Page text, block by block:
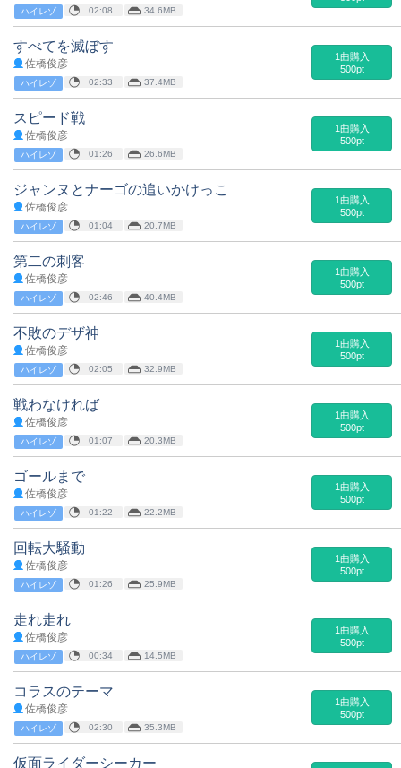
ハイレゾ 02:08 34.6MB
すべてを滅ぼす
佐橋俊彦
ハイレゾ 02:33 37.4MB
1曲購入
500pt
スピード戦
佐橋俊彦
ハイレゾ 01:26 26.6MB
1曲購入
500pt
ジャンヌとナーゴの追いかけっこ
佐橋俊彦
ハイレゾ 01:04 20.7MB
1曲購入
500pt
第二の刺客
佐橋俊彦
ハイレゾ 02:46 40.4MB
1曲購入
500pt
不敗のデザ神
佐橋俊彦
ハイレゾ 02:05 32.9MB
1曲購入
500pt
戦わなければ
佐橋俊彦
ハイレゾ 01:07 20.3MB
1曲購入
500pt
ゴールまで
佐橋俊彦
ハイレゾ 01:22 22.2MB
1曲購入
500pt
回転大騒動
佐橋俊彦
ハイレゾ 01:26 25.9MB
1曲購入
500pt
走れ走れ
佐橋俊彦
ハイレゾ 00:34 14.5MB
1曲購入
500pt
コラスのテーマ
佐橋俊彦
ハイレゾ 02:30 35.3MB
1曲購入
500pt
仮面ライダーシーカー